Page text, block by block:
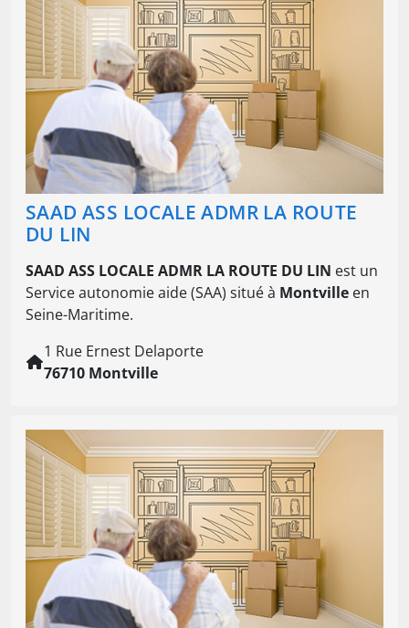
SAAD ASS LOCALE ADMR LA ROUTE
DU LIN
SAAD ASS LOCALE ADMR LA ROUTE DU LIN est un
Service autonomie aide (SAA) situé à Montville en
Seine-Maritime.
1 Rue Ernest Delaporte
76710 Montville